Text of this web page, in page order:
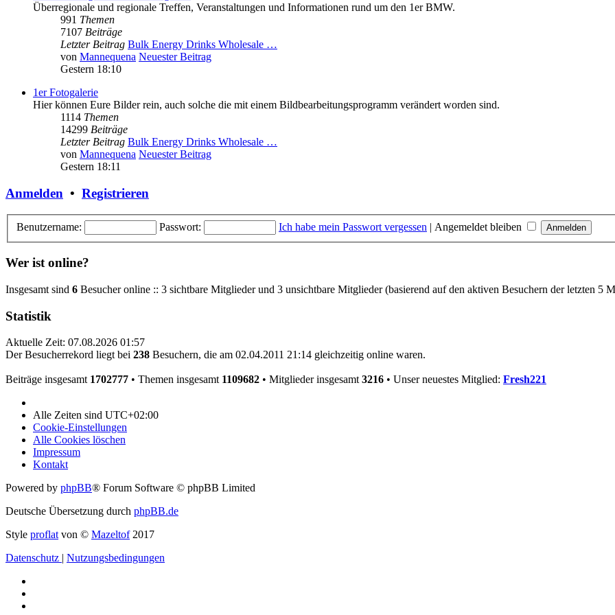
Überregionale und regionale Treffen, Veranstaltungen und Informationen rund um den 1er BMW.
991 Themen
7107 Beiträge
Letzter Beitrag Bulk Energy Drinks Wholesale …
von Mannequena Neuester Beitrag
Gestern 18:10
1er Fotogalerie
Hier können Eure Bilder rein, auch solche die mit einem Bildbearbeitungsprogramm verändert worden sind.
1114 Themen
14299 Beiträge
Letzter Beitrag Bulk Energy Drinks Wholesale …
von Mannequena Neuester Beitrag
Gestern 18:11
Anmelden • Registrieren
Benutzername: Passwort: Ich habe mein Passwort vergessen | Angemeldet bleiben
Wer ist online?
Insgesamt sind 6 Besucher online :: 3 sichtbare Mitglieder und 3 unsichtbare Mitglieder (basierend auf den aktiven Besuchern der letzten 5
Statistik
Aktuelle Zeit: 07.08.2026 01:57
Der Besucherrekord liegt bei 238 Besuchern, die am 02.04.2011 21:14 gleichzeitig online waren.
Beiträge insgesamt 1702777 • Themen insgesamt 1109682 • Mitglieder insgesamt 3216 • Unser neuestes Mitglied: Fresh221
Alle Zeiten sind UTC+02:00
Cookie-Einstellungen
Alle Cookies löschen
Impressum
Kontakt
Powered by phpBB® Forum Software © phpBB Limited
Deutsche Übersetzung durch phpBB.de
Style proflat von © Mazeltof2017
Datenschutz | Nutzungsbedingungen